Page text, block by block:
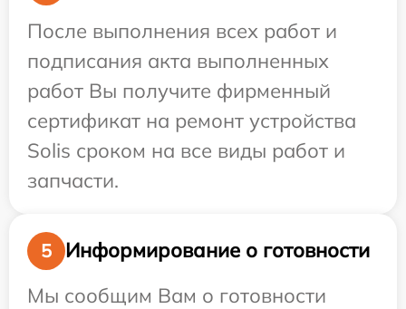
После выполнения всех работ и
подписания акта выполненных
работ Вы получите фирменный
сертификат на ремонт устройства
Solis сроком на все виды работ и
запчасти.
5
Информирование о готовности
Мы сообщим Вам о готовности